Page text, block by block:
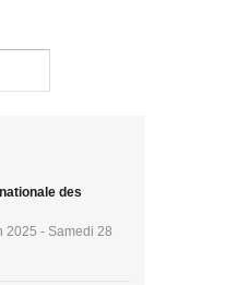
des
2025 - Samedi 28